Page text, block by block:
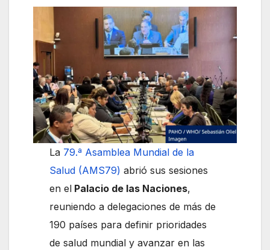
La 79.ª Asamblea Mundial de la
Salud (AMS79) abrió sus sesiones
en el Palacio de las Naciones,
reuniendo a delegaciones de más de
190 países para definir prioridades
de salud mundial y avanzar en las